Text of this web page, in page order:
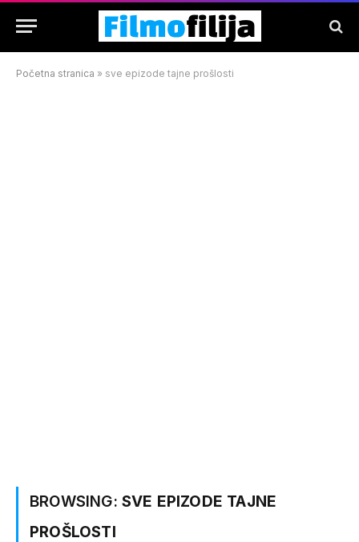
Početna stranica » sve epizode tajne prošlosti
BROWSING: SVE EPIZODE TAJNE
PROŠLOSTI